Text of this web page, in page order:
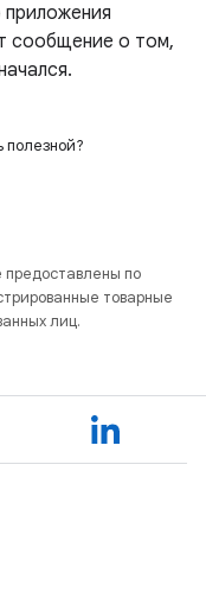
приложения
сообщение о том,
предоставлены по
товарные
лиц.